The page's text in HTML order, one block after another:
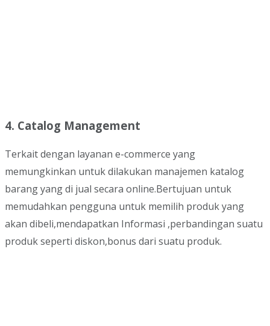
4. Catalog Management
Terkait dengan layanan e-commerce yang
memungkinkan untuk dilakukan manajemen katalog
barang yang di jual secara online.Bertujuan untuk
memudahkan pengguna untuk memilih produk yang
akan dibeli,mendapatkan Informasi ,perbandingan suatu
produk seperti diskon,bonus dari suatu produk.